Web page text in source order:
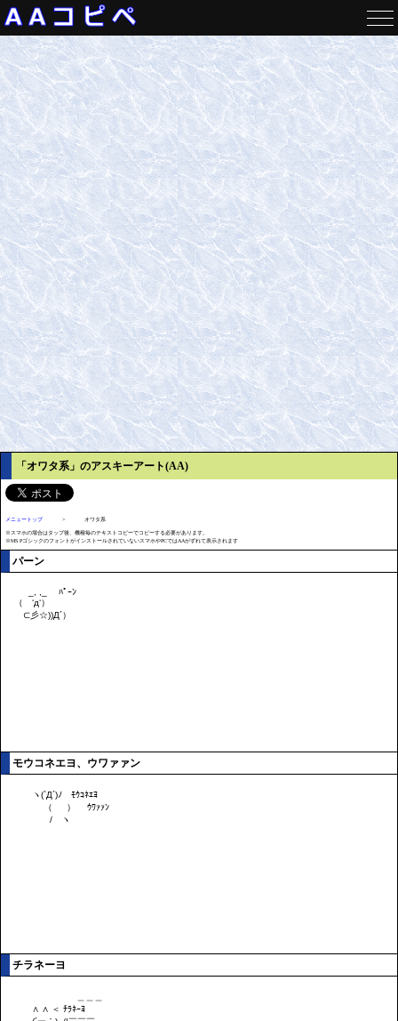
「オワタ系」のアスキーアート(AA)
メニュートップ > オワタ系
※スマホの場合はタップ後、機種毎のテキストコピーでコピーする必要があります。
※MS PゴシックのフォントがインストールされていないスマホやPCではAAがずれて表示されます
パーン
モウコネエヨ、ウワァァン
チラネーヨ